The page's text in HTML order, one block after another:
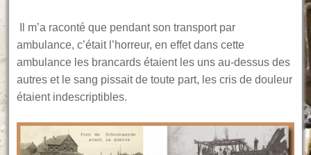
Il m’a raconté que pendant son transport par
ambulance, c’était l’horreur, en effet dans cette
ambulance les brancards étaient les uns au-dessus des
autres et le sang pissait de toute part, les cris de douleur
étaient indescriptibles.